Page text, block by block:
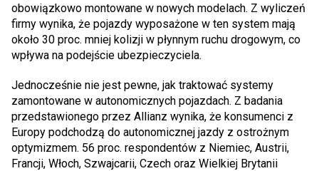
obowiązkowo montowane w nowych modelach. Z wyliczeń
firmy wynika, że pojazdy wyposażone w ten system mają
około 30 proc. mniej kolizji w płynnym ruchu drogowym, co
wpływa na podejście ubezpieczyciela.
Jednocześnie nie jest pewne, jak traktować systemy
zamontowane w autonomicznych pojazdach. Z badania
przedstawionego przez Allianz wynika, że konsumenci z
Europy podchodzą do autonomicznej jazdy z ostrożnym
optymizmem. 56 proc. respondentów z Niemiec, Austrii,
Francji, Włoch, Szwajcarii, Czech oraz Wielkiej Brytanii